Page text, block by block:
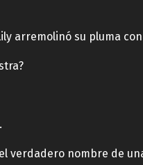
arremolinó su pluma
verdadero nombre de